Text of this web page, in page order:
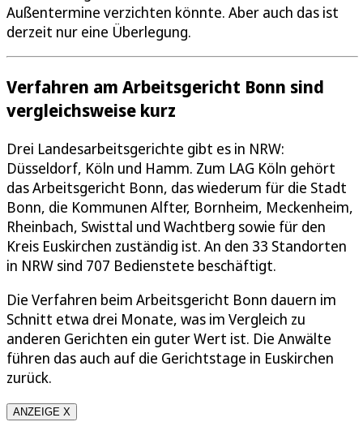
Außentermine verzichten könnte. Aber auch das ist
derzeit nur eine Überlegung.
Verfahren am Arbeitsgericht Bonn sind
vergleichsweise kurz
Drei Landesarbeitsgerichte gibt es in NRW:
Düsseldorf, Köln und Hamm. Zum LAG Köln gehört
das Arbeitsgericht Bonn, das wiederum für die Stadt
Bonn, die Kommunen Alfter, Bornheim, Meckenheim,
Rheinbach, Swisttal und Wachtberg sowie für den
Kreis Euskirchen zuständig ist. An den 33 Standorten
in NRW sind 707 Bedienstete beschäftigt.
Die Verfahren beim Arbeitsgericht Bonn dauern im
Schnitt etwa drei Monate, was im Vergleich zu
anderen Gerichten ein guter Wert ist. Die Anwälte
führen das auch auf die Gerichtstage in Euskirchen
zurück.
ANZEIGE X